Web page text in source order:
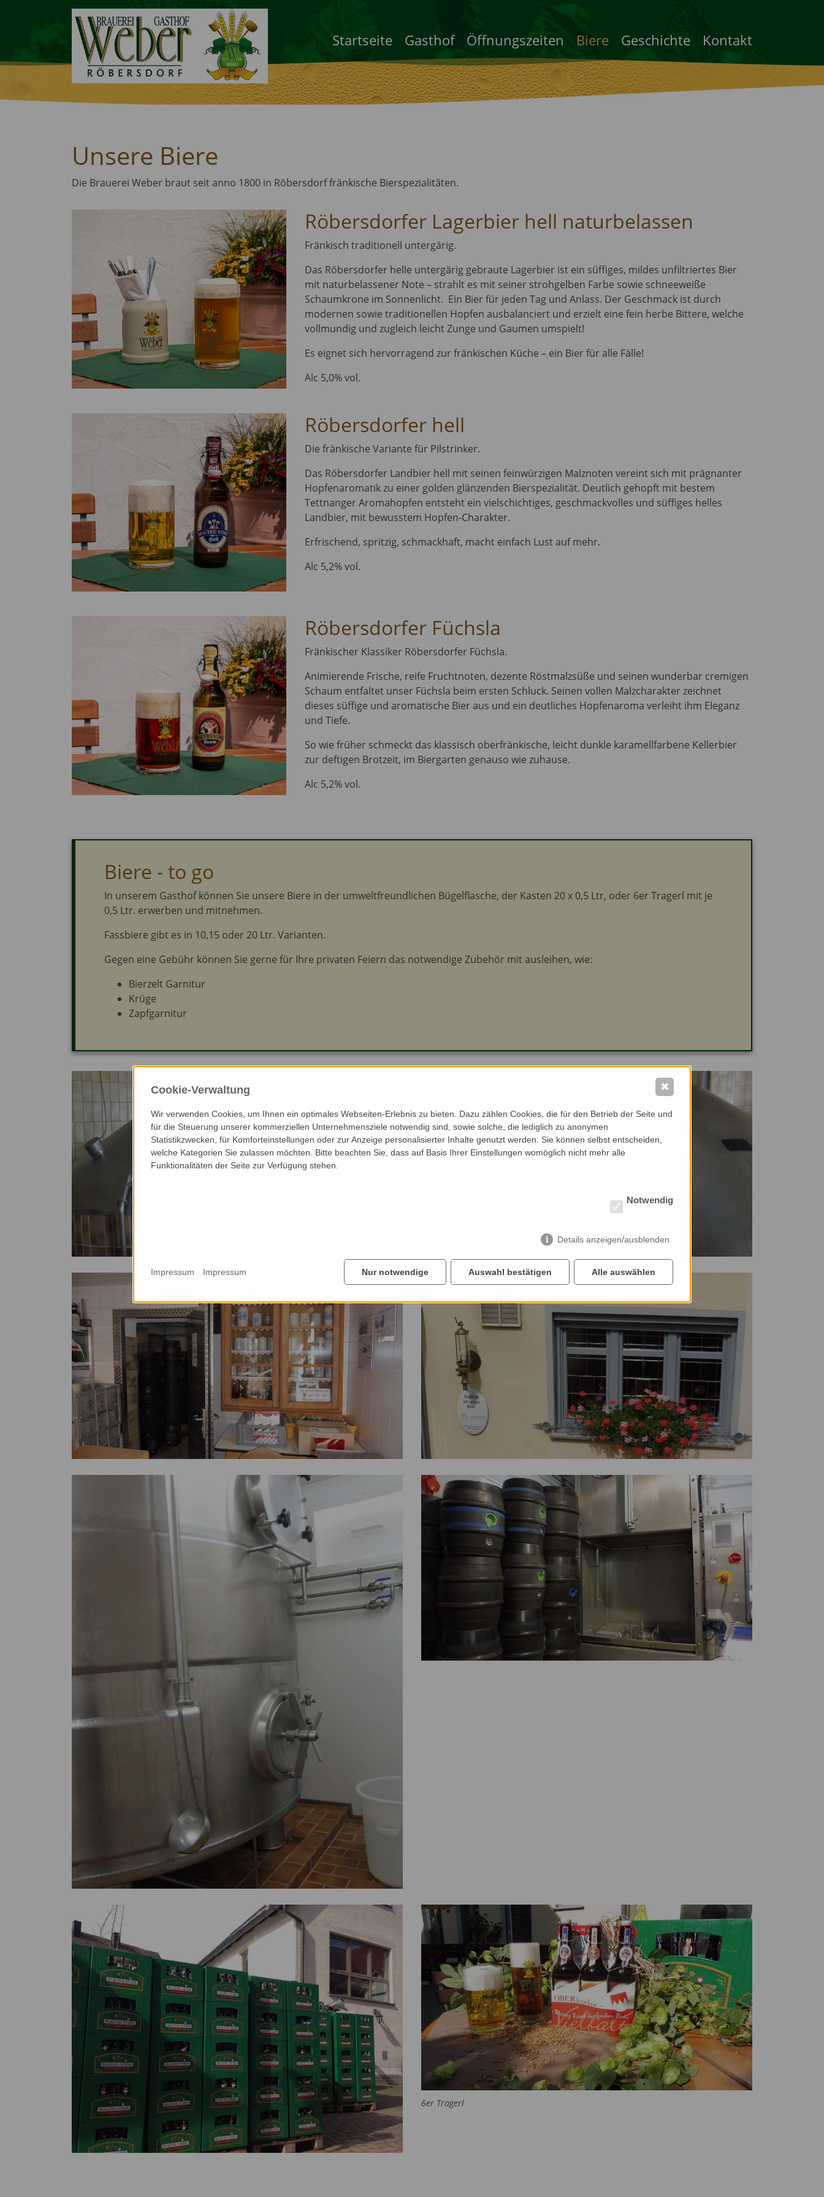
Startseite Gasthof Öffnungszeiten Biere Geschichte Kontakt
Unsere Biere
Die Brauerei Weber braut seit anno 1800 in Röbersdorf fränkische Bierspezialitäten.
Röbersdorfer Lagerbier hell naturbelassen
Fränkisch traditionell untergärig.
Das Röbersdorfer helle untergärig gebraute Lagerbier ist ein süffiges, mildes unfiltriertes Bier
mit naturbelassener Note – strahlt es mit seiner strohgelben Farbe sowie schneeweiße
Schaumkrone im Sonnenlicht. Ein Bier für jeden Tag und Anlass. Der Geschmack ist durch
modernen sowie traditionellen Hopfen ausbalanciert und erzielt eine fein herbe Bittere, welche
vollmundig und zugleich leicht Zunge und Gaumen umspielt!
Es eignet sich hervorragend zur fränkischen Küche – ein Bier für alle Fälle!
Alc 5,0% vol.
Röbersdorfer hell
Die fränkische Variante für Pilstrinker.
Das Röbersdorfer Landbier hell mit seinen feinwürzigen Malznoten vereint sich mit prägnanter
Hopfenaromatik zu einer golden glänzenden Bierspezialität. Deutlich gehopft mit bestem
Tettnanger Aromahopfen entsteht ein vielschichtiges, geschmackvolles und süffiges helles
Landbier, mit bewusstem Hopfen-Charakter.
Erfrischend, spritzig, schmackhaft, macht einfach Lust auf mehr.
Alc 5,2% vol.
Röbersdorfer Füchsla
Fränkischer Klassiker Röbersdorfer Füchsla.
Animierende Frische, reife Fruchtnoten, dezente Röstmalzsüße und seinen wunderbar cremigen
Schaum entfaltet unser Füchsla beim ersten Schluck. Seinen vollen Malzcharakter zeichnet
dieses süffige und aromatische Bier aus und ein deutliches Hopfenaroma verleiht ihm Eleganz
und Tiefe.
So wie früher schmeckt das klassisch oberfränkische, leicht dunkle karamellfarbene Kellerbier
zur deftigen Brotzeit, im Biergarten genauso wie zuhause.
Alc 5,2% vol.
Biere - to go
In unserem Gasthof können Sie unsere Biere in der umweltfreundlichen Bügelflasche, der Kasten 20 x 0,5 Ltr, oder 6er Tragerl mit je
0,5 Ltr. erwerben und mitnehmen.
Fassbiere gibt es in 10,15 oder 20 Ltr. Varianten.
Gegen eine Gebühr können Sie gerne für Ihre privaten Feiern das notwendige Zubehör mit ausleihen, wie:
Bierzelt Garnitur
Krüge
Zapfgarnitur
6er Tragerl
Cookie-Verwaltung
Wir verwenden Cookies, um Ihnen ein optimales Webseiten-Erlebnis zu bieten. Dazu zählen Cookies, die für den Betrieb der Seite und
für die Steuerung unserer kommerziellen Unternehmensziele notwendig sind, sowie solche, die lediglich zu anonymen
Statistikzwecken, für Komforteinstellungen oder zur Anzeige personalisierter Inhalte genutzt werden. Sie können selbst entscheiden,
welche Kategorien Sie zulassen möchten. Bitte beachten Sie, dass auf Basis Ihrer Einstellungen womöglich nicht mehr alle
Funktionalitäten der Seite zur Verfügung stehen.
Notwendig
Details anzeigen/ausblenden
Nur notwendige Auswahl bestätigen Alle auswählen
Impressum Impressum
✖